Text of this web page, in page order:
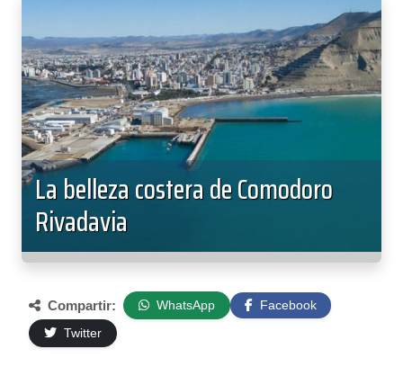
La belleza costera de Comodoro
Rivadavia
Compartir: WhatsApp
Facebook
Twitter